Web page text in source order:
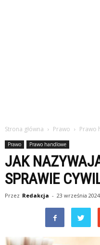
Strona główna Prawo Prawo
Prawo Prawo handlowe
JAK
SPRAWIE
Przez Redakcja - 23 września 2024